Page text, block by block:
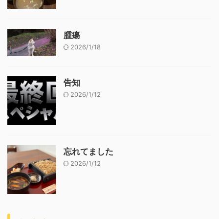
腫瘍
2026/1/18
告知
2026/1/12
忘れてました
2026/1/12